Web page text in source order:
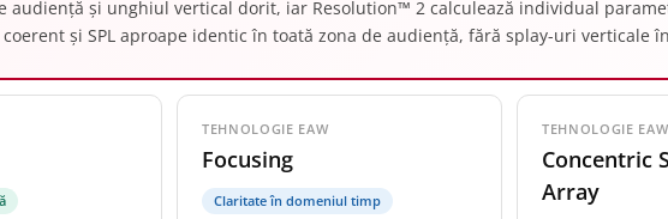
audiență și unghiul vertical dorit, iar Resolution™ 2 calculează individual
și SPL aproape identic în toată zona de audiență, fără splay-uri verticale
TEHNOLOGIE EAW
Focusing
Claritate în domeniul timp
TEHNOLOGIE
Concentric
Array